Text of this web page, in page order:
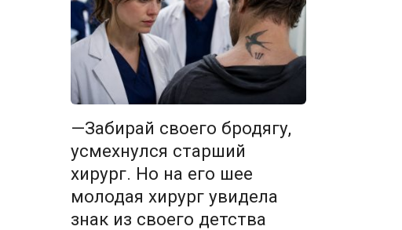
—Забирай своего бродягу,
усмехнулся старший
хирург. Но на его шее
молодая хирург увидела
знак из своего детства